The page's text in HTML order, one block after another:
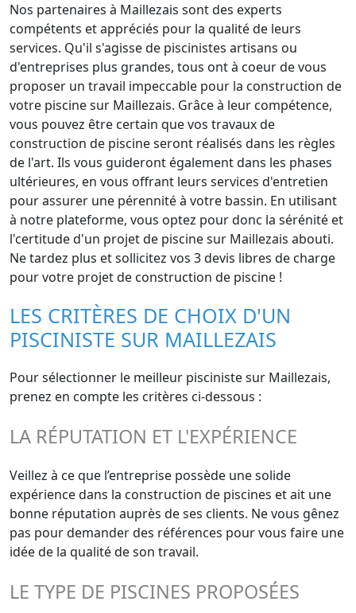
Nos partenaires à Maillezais sont des experts
compétents et appréciés pour la qualité de leurs
services. Qu'il s'agisse de piscinistes artisans ou
d'entreprises plus grandes, tous ont à coeur de vous
proposer un travail impeccable pour la construction de
votre piscine sur Maillezais. Grâce à leur compétence,
vous pouvez être certain que vos travaux de
construction de piscine seront réalisés dans les règles
de l'art. Ils vous guideront également dans les phases
ultérieures, en vous offrant leurs services d'entretien
pour assurer une pérennité à votre bassin. En utilisant
à notre plateforme, vous optez pour donc la sérénité et
l'certitude d'un projet de piscine sur Maillezais abouti.
Ne tardez plus et sollicitez vos 3 devis libres de charge
pour votre projet de construction de piscine !
LES CRITÈRES DE CHOIX D'UN
PISCINISTE SUR MAILLEZAIS
Pour sélectionner le meilleur pisciniste sur Maillezais,
prenez en compte les critères ci-dessous :
LA RÉPUTATION ET L'EXPÉRIENCE
Veillez à ce que l’entreprise possède une solide
expérience dans la construction de piscines et ait une
bonne réputation auprès de ses clients. Ne vous gênez
pas pour demander des références pour vous faire une
idée de la qualité de son travail.
LE TYPE DE PISCINES PROPOSÉES